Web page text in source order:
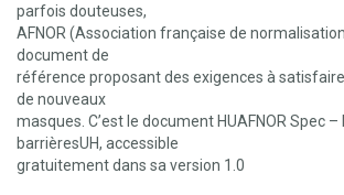
parfois douteuses,
AFNOR (Association française de
document de
référence proposant des exigences à
de nouveaux
masques. C’est le document HUAFNOR Spec –
barrièresUH, accessible
gratuitement dans sa version 1.0